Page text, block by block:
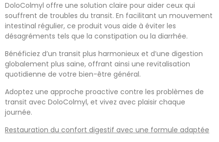
DoloColmyl offre une solution claire pour aider ceux qui
souffrent de troubles du transit. En facilitant un mouvement
intestinal régulier, ce produit vous aide à éviter les
désagréments tels que la constipation ou la diarrhée.
Bénéficiez d’un transit plus harmonieux et d’une digestion
globalement plus saine, offrant ainsi une revitalisation
quotidienne de votre bien-être général.
Adoptez une approche proactive contre les problèmes de
transit avec DoloColmyl, et vivez avec plaisir chaque
journée.
Restauration du confort digestif avec une formule adaptée